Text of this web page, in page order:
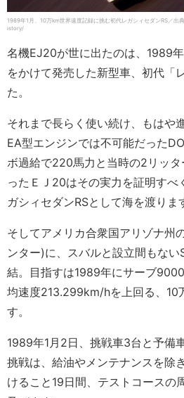
1989年1月、10万km世界速度記録に挑む初代レガシィセダンRS
istory/
名機EJ20が世に出たのは、1989
をかけて発売した新型車、初代「
た。
それまで長らく使い続け、もはや
EA型エンジンでは不可能だった
ボ過給で220馬力と当時の2リッタ
ったＥＪ20はその実力を証明すべ
ガシィセダンRSとして海を渡りま
そしてアメリカ合衆国アリゾナ州
ンター)に、スバルと設立間もな
結。目指すは1989年にサーブ
均速度213.299km/hを上回る、10
す。
1989年1月2日、挑戦車3台と予備
挑戦は、給油やメンテナンスを除
けること19日間、テストコースの